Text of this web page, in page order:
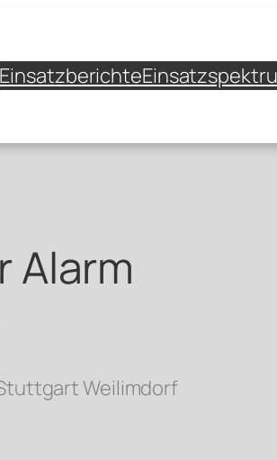
Einsatzberichte
Alarm
Weilimdorf